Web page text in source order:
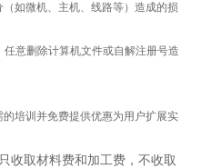
如微机、主机、线路等）造成的损
意删除计算机文件或自解注册号造
培训并免费提供优惠为用户扩展实
收取材料费和加工费，不收取